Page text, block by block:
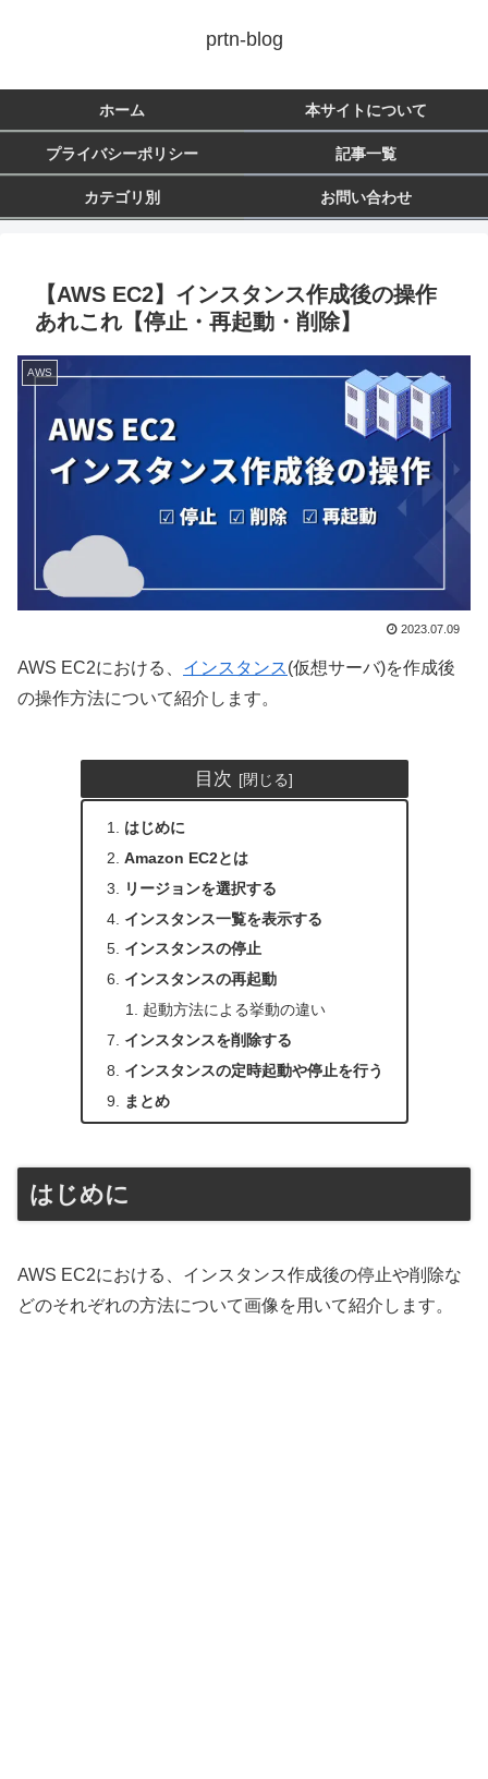
prtn-blog
ホーム 本サイトについて
プライバシーポリシー 記事一覧
カテゴリ別 お問い合わせ
【AWS EC2】インスタンス作成後の操作
あれこれ【停止・再起動・削除】
AWS
2023.07.09
AWS EC2における、 インスタンス(仮想サーバ)を作成後
の操作方法について紹介します。
目次
はじめに
Amazon EC2とは
リージョンを選択する
インスタンス一覧を表示する
インスタンスの停止
インスタンスの再起動
起動方法による挙動の違い
インスタンスを削除する
インスタンスの定時起動や停止を行う
まとめ
はじめに
AWS EC2における、インスタンス作成後の停止や削除な
どのそれぞれの方法について画像を用いて紹介します。